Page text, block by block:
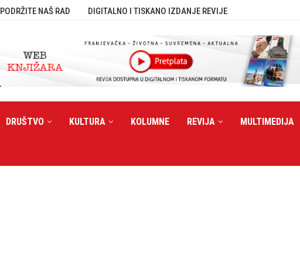
PODRŽITE NAŠ RAD DIGITALNO I TISKANO IZDANJE REVIJE
DRUŠTVO KULTURA KOLUMNE REVIJA MULTIMEDIJA